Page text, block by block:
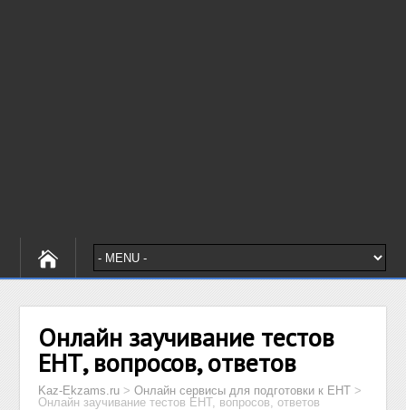
Онлайн заучивание тестов
ЕНТ, вопросов, ответов
Kaz-Ekzams.ru >Онлайн сервисы для подготовки к ЕНТ >
Онлайн заучивание тестов ЕНТ, вопросов, ответов